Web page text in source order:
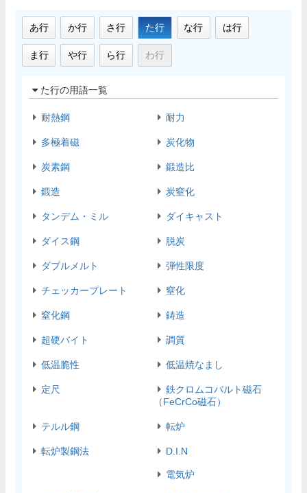
あ行 か行 さ行 た行 な行 は行
ま行 や行 ら行 わ行
た行の用語一覧
耐熱鋼 耐力
多極着磁 炭化物
炭素鋼 鍛造比
鍛造 炭窒化
タンデム・ミル ダイキャスト
ダイス鋼 脱炭
ダブルメルト 弾性限度
チェッカープレート 窒化
窒化鋼 鋳造
超硬バイト 調質
低温脆性 低温焼なまし
定尺
鉄クロムコバルト磁石
（FeCrCo磁石）
テルル鋼 転炉
転炉製鋼法 D.I.N
電気炉